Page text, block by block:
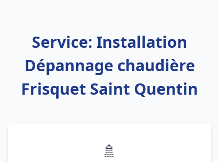
Service: Installation
Dépannage chaudière
Frisquet Saint Quentin
🚿